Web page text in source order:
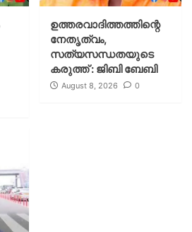
ഉത്തരവാദിത്തത്തിന്റെ
നേതൃത്വം,
സത്യസന്ധതയുടെ
കരുത്ത് : ജിബി ബേബി
August 8, 2026 0